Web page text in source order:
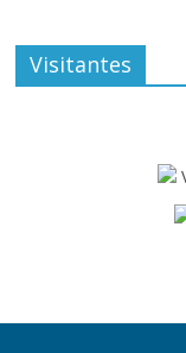
Visitantes